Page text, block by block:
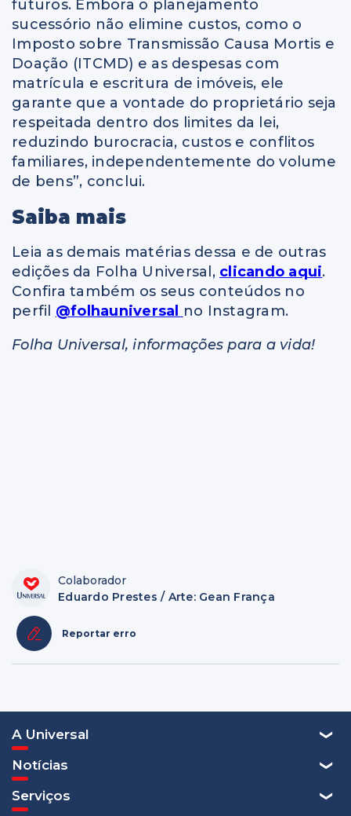
futuros. Embora o planejamento
sucessório não elimine custos, como o
Imposto sobre Transmissão Causa Mortis e
Doação (ITCMD) e as despesas com
matrícula e escritura de imóveis, ele
garante que a vontade do proprietário seja
respeitada dentro dos limites da lei,
reduzindo burocracia, custos e conflitos
familiares, independentemente do volume
de bens”, conclui.
Saiba mais
Leia as demais matérias dessa e de outras
edições da Folha Universal, clicando aqui.
Confira também os seus conteúdos no
perfil @folhauniversal
no Instagram.
Folha Universal, informações para a vida!
Colaborador
Eduardo Prestes / Arte: Gean França
Reportar erro
A Universal
Notícias
Serviços